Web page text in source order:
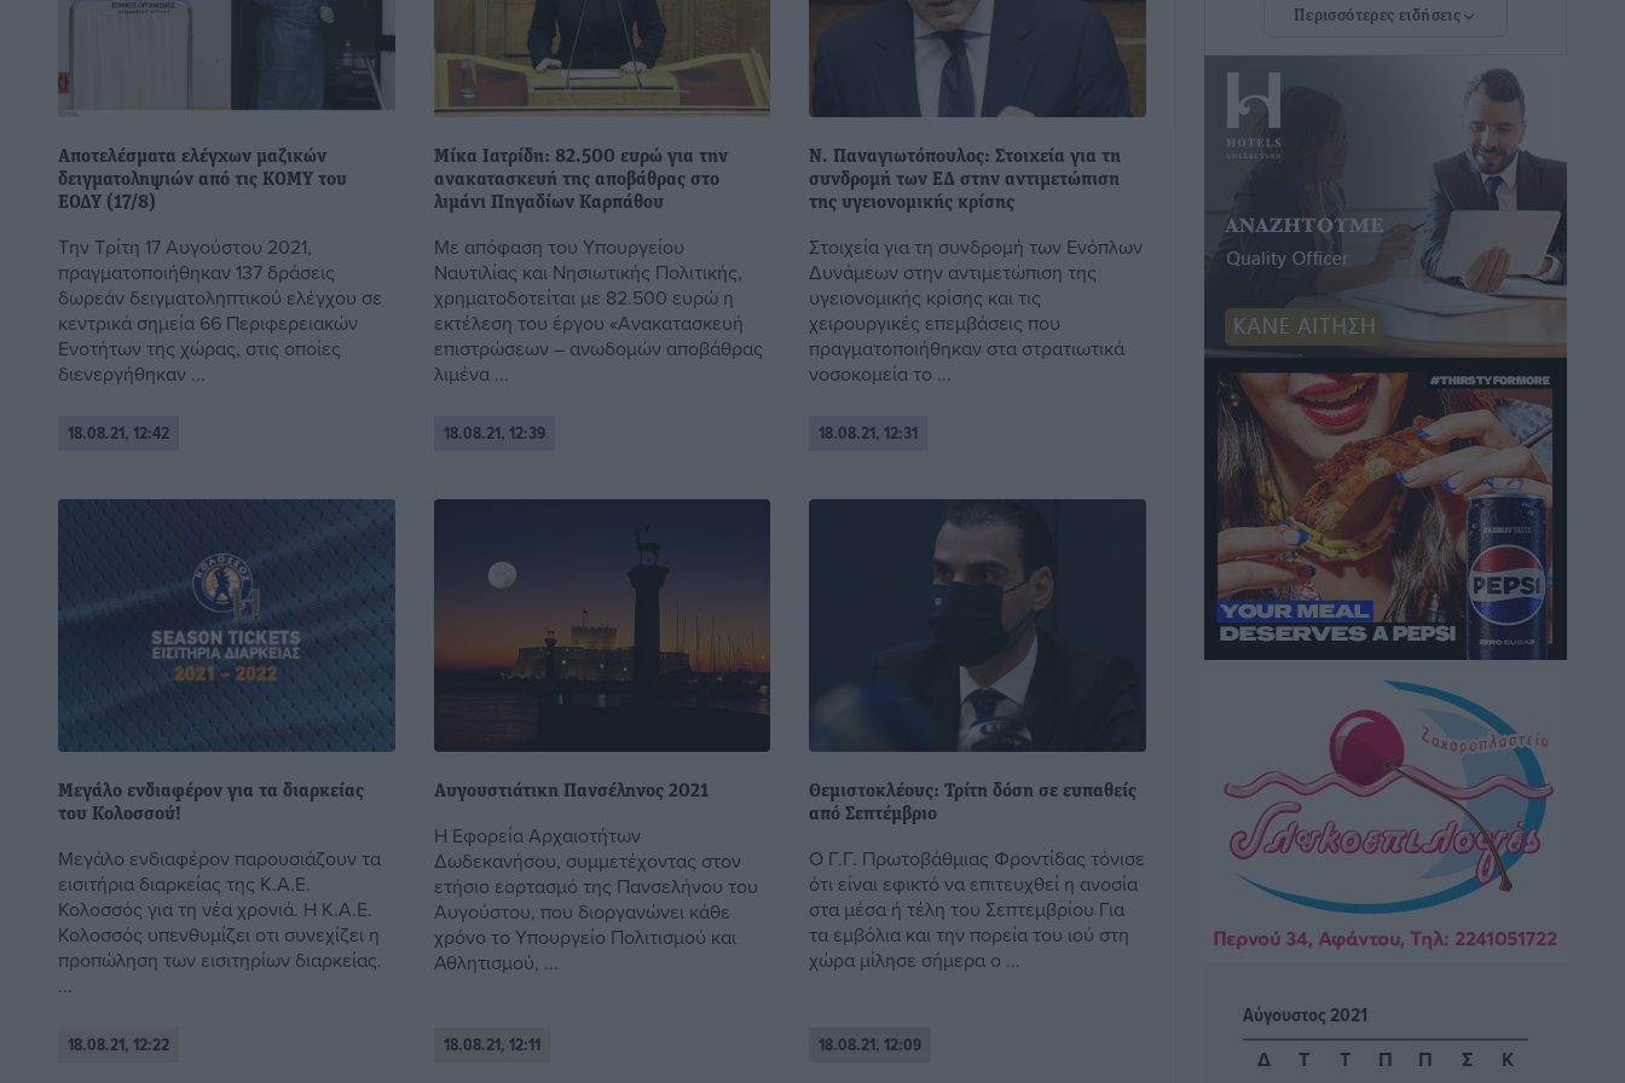
Αποτελέσματα ελέγχων μαζικών
δειγματοληψιών από τις ΚΟΜΥ του
ΕΟΔΥ (17/8)
Την Τρίτη 17 Αυγούστου 2021,
πραγματοποιήθηκαν 137 δράσεις
δωρεάν δειγματοληπτικού ελέγχου σε
κεντρικά σημεία 66 Περιφερειακών
Ενοτήτων της χώρας, στις οποίες
διενεργήθηκαν ...
18.08.21, 12:42
Μίκα Ιατρίδη: 82.500 ευρώ για την
ανακατασκευή της αποβάθρας στο
λιμάνι Πηγαδίων Καρπάθου
Με απόφαση του Υπουργείου
Ναυτιλίας και Νησιωτικής Πολιτικής,
χρηματοδοτείται με 82.500 ευρώ η
εκτέλεση του έργου «Ανακατασκευή
επιστρώσεων – ανωδομών αποβάθρας
λιμένα ...
18.08.21, 12:39
Ν. Παναγιωτόπουλος: Στοιχεία για τη
συνδρομή των ΕΔ στην αντιμετώπιση
της υγειονομικής κρίσης
Στοιχεία για τη συνδρομή των Ενόπλων
Δυνάμεων στην αντιμετώπιση της
υγειονομικής κρίσης και τις
χειρουργικές επεμβάσεις που
πραγματοποιήθηκαν στα στρατιωτικά
νοσοκομεία το ...
18.08.21, 12:31
Μεγάλο ενδιαφέρον για τα διαρκείας
του Κολοσσού!
Μεγάλο ενδιαφέρον παρουσιάζουν τα
εισιτήρια διαρκείας της Κ.Α.Ε.
Κολοσσός για τη νέα χρονιά. Η Κ.Α.Ε.
Κολοσσός υπενθυμίζει οτι συνεχίζει η
προπώληση των εισιτηρίων διαρκείας.
...
18.08.21, 12:22
Αυγουστιάτικη Πανσέληνος 2021
Η Εφορεία Αρχαιοτήτων
Δωδεκανήσου, συμμετέχοντας στον
ετήσιο εορτασμό της Πανσελήνου του
Αυγούστου, που διοργανώνει κάθε
χρόνο το Υπουργείο Πολιτισμού και
Αθλητισμού, ...
18.08.21, 12:11
Θεμιστοκλέους: Τρίτη δόση σε ευπαθείς
από Σεπτέμβριο
Ο Γ.Γ. Πρωτοβάθμιας Φροντίδας τόνισε
ότι είναι εφικτό να επιτευχθεί η ανοσία
στα μέσα ή τέλη του Σεπτεμβρίου Για
τα εμβόλια και την πορεία του ιού στη
χώρα μίλησε σήμερα ο ...
18.08.21, 12:09
Ρόδου την Δευτέρα 10 Αυγούστου
Τοπικές Ειδήσεις
Ο Ακύλας στη Ρόδο 10 Αυγούστου στο
βοηθητικό στάδιο Διαγόρα
Πολιτιστικά• πριν 29 λεπτά
Τη χρηματοδότηση των καμένων
εκτάσεων στην Κάλυμνο, των
αναγκαίων αντιπλημμυρικών και
αντιδιαβρωτικών έργων και την άμεση
ενίσχυση αγροτών και κτηνοτρόφων
που υπέστησαν ζημιές, ζητά ο Μάνος
Κόνσολας
Τοπικές Ειδήσεις• πριν 34 λεπτά
Θεσμοθετείται από σήμερα το
νέο Ειδικό Χωροταξικό Πλαίσιο για τον
Τουρισμό με κοινή υπουργική
απόφαση
4η Γιορτή των Γιαρένιων στ’ Απόλλωνα
Ρόδου το Σάββατο 8 Αυγούστου
Πολιτιστικά• πριν 55 λεπτά
«Στέρεψε» η αγορά από πινακίδες
κυκλοφορίας: Χιλιάδες αυτοκίνητα
αναζητά το υπουργείο
Νέες τουρκικές παραβιάσεις στο Αιγαίο
Περισσότερες ειδήσεις
Αύγουστος 2021
Δ
Τ Τ Π Π Σ Κ